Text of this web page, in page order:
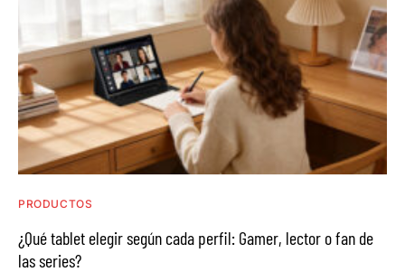
PRODUCTOS
¿Qué tablet elegir según cada perfil: Gamer, lector o fan de
las series?